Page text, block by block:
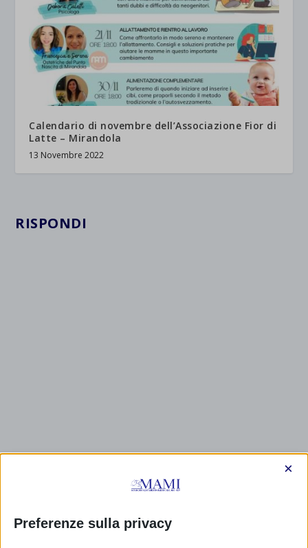
Calendario di novembre dell’Associazione Fior di
Latte – Mirandola
13 Novembre 2022
RISPONDI
Preferenze sulla privacy
×